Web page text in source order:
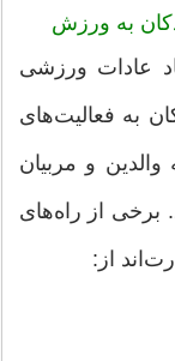
عادات ورزشی
به فعالیت‌های
و مربیان
برخی از راه‌های
از: